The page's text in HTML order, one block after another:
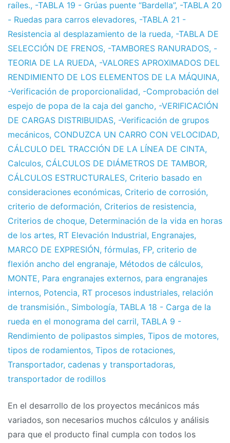
raíles., -TABLA 19 - Grúas puente “Bardella”, -TABLA 20
- Ruedas para carros elevadores, -TABLA 21 -
Resistencia al desplazamiento de la rueda, -TABLA DE
SELECCIÓN DE FRENOS, -TAMBORES RANURADOS, -
TEORIA DE LA RUEDA, -VALORES APROXIMADOS DEL
RENDIMIENTO DE LOS ELEMENTOS DE LA MÁQUINA,
-Verificación de proporcionalidad, -Comprobación del
espejo de popa de la caja del gancho, -VERIFICACIÓN
DE CARGAS DISTRIBUIDAS, -Verificación de grupos
mecánicos, CONDUZCA UN CARRO CON VELOCIDAD,
CÁLCULO DEL TRACCIÓN DE LA LÍNEA DE CINTA,
Calculos, CÁLCULOS DE DIÁMETROS DE TAMBOR,
CÁLCULOS ESTRUCTURALES, Criterio basado en
consideraciones económicas, Criterio de corrosión,
criterio de deformación, Criterios de resistencia,
Criterios de choque, Determinación de la vida en horas
de los artes, RT Elevación Industrial, Engranajes,
MARCO DE EXPRESIÓN, fórmulas, FP, criterio de
flexión ancho del engranaje, Métodos de cálculos,
MONTE, Para engranajes externos, para engranajes
internos, Potencia, RT procesos industriales, relación
de transmisión., Simbología, TABLA 18 - Carga de la
rueda en el monograma del carril, TABLA 9 -
Rendimiento de polipastos simples, Tipos de motores,
tipos de rodamientos, Tipos de rotaciones,
Transportador, cadenas y transportadoras,
transportador de rodillos
En el desarrollo de los proyectos mecánicos más
variados, son necesarios muchos cálculos y análisis
para que el producto final cumpla con todos los